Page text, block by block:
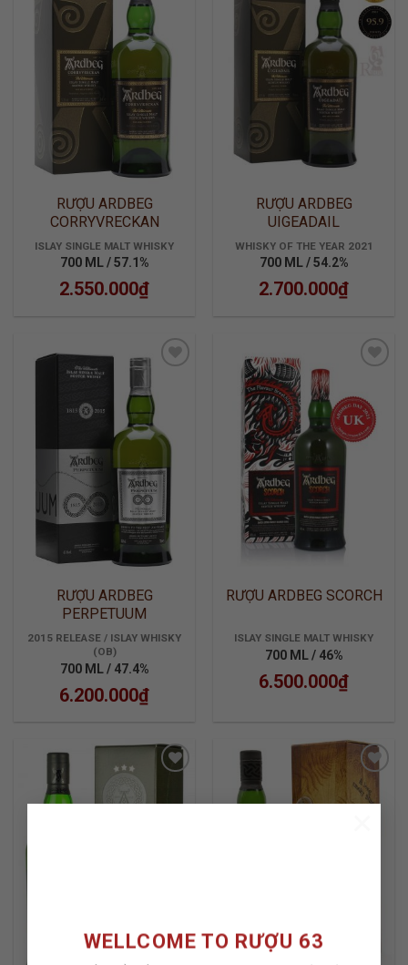
WELLCOME TO RƯỢU 63
ADD TO
WISHLIST
RƯỢU ARDBEG
CORRYVRECKAN
ISLAY SINGLE MALT WHISKY
700 ML / 57.1%
2.550.000₫
ADD TO
WISHLIST
RƯỢU ARDBEG
UIGEADAIL
WHISKY OF THE YEAR 2021
700 ML / 54.2%
2.700.000₫
ADD TO
WISHLIST
RƯỢU ARDBEG
PERPETUUM
2015 RELEASE / ISLAY WHISKY
(OB)
700 ML / 47.4%
6.200.000₫
ADD TO
WISHLIST
RƯỢU ARDBEG SCORCH
ISLAY SINGLE MALT WHISKY
700 ML / 46%
6.500.000₫